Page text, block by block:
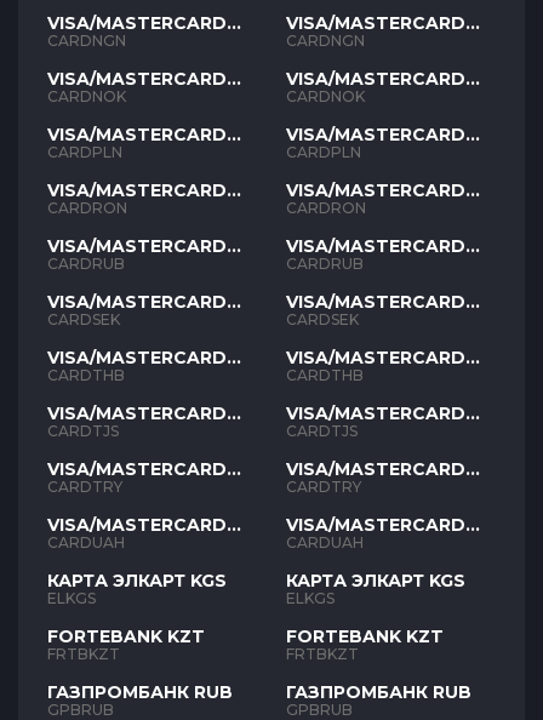
VISA/MASTERCARD
NGN
CARDNGN
VISA/MASTERCARD
NOK
CARDNOK
VISA/MASTERCARD
PLN
CARDPLN
VISA/MASTERCARD
RON
CARDRON
VISA/MASTERCARD
RUB
CARDRUB
VISA/MASTERCARD
SEK
CARDSEK
VISA/MASTERCARD
THB
CARDTHB
VISA/MASTERCARD
TJS
CARDTJS
VISA/MASTERCARD
TYR
CARDTRY
VISA/MASTERCARD
UAH
CARDUAH
КАРТА ЭЛКАРТ KGS
ELKGS
FORTEBANK KZT
FRTBKZT
ГАЗПРОМБАНК RUB
GPBRUB
VISA/MASTERCARD
NGN
CARDNGN
VISA/MASTERCARD
NOK
CARDNOK
VISA/MASTERCARD
PLN
CARDPLN
VISA/MASTERCARD
RON
CARDRON
VISA/MASTERCARD
RUB
CARDRUB
VISA/MASTERCARD
SEK
CARDSEK
VISA/MASTERCARD
THB
CARDTHB
VISA/MASTERCARD
TJS
CARDTJS
VISA/MASTERCARD
TYR
CARDTRY
VISA/MASTERCARD
UAH
CARDUAH
КАРТА ЭЛКАРТ KGS
ELKGS
FORTEBANK KZT
FRTBKZT
ГАЗПРОМБАНК RUB
GPBRUB